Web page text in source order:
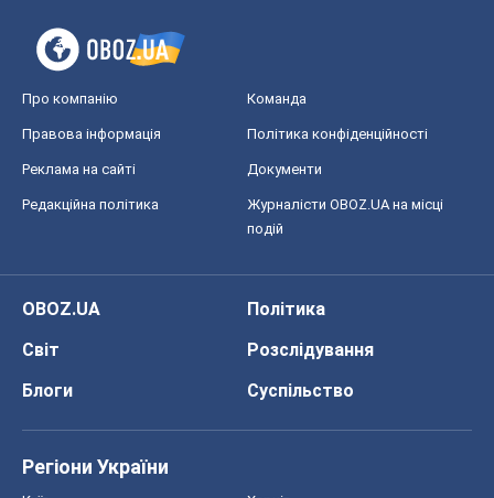
Про компанію Команда
Правова інформація Політика конфіденційності
Реклама на сайті Документи
Редакційна політика
Журналісти OBOZ.UA на місці
подій
OBOZ.UA
Політика
Світ
Розслідування
Блоги
Суспільство
Регіони України